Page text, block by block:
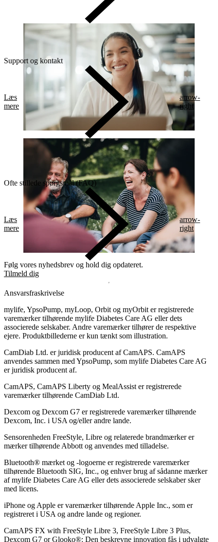
Support og kontakt
Læs
mere
arrow-
right
Ofte stillede spørgsmål (FAQ)
Læs
mere
arrow-
right
Følg vores nyhedsbrev og hold dig opdateret.
Tilmeld dig
Ansvarsfraskrivelse
mylife, YpsoPump, myLoop, Orbit og myOrbit er registrerede
varemærker tilhørende mylife Diabetes Care AG eller dets
associerede selskaber. Andre varemærker tilhører de respektive
ejere. Produktbillederne er kun tænkt som illustration.
CamDiab Ltd. er juridisk producent af CamAPS. CamAPS
anvendes sammen med YpsoPump, som mylife Diabetes Care AG
er juridisk producent af.
CamAPS, CamAPS Liberty og MealAssist er registrerede
varemærker tilhørende CamDiab Ltd.
Dexcom og Dexcom G7 er registrerede varemærker tilhørende
Dexcom, Inc. i USA og/eller andre lande.
Sensorenheden FreeStyle, Libre og relaterede brandmærker er
mærker tilhørende Abbott og anvendes med tilladelse.
Bluetooth® mærket og -logoerne er registrerede varemærker
tilhørende Bluetooth SIG, Inc., og enhver brug af sådanne mærker
af mylife Diabetes Care AG eller dets associerede selskaber sker
med licens.
iPhone og Apple er varemærker tilhørende Apple Inc., som er
registreret i USA og andre lande og regioner.
CamAPS FX with FreeStyle Libre 3, FreeStyle Libre 3 Plus,
Dexcom G7 or Glooko®: Den beskrevne innovation fås i udvalgte